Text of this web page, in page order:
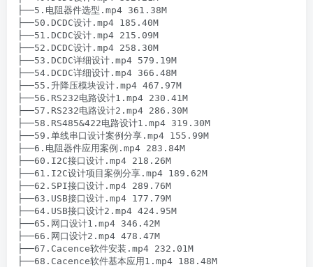
├──5.电阻器件选型.mp4 361.38M
├──50.DCDC设计.mp4 185.40M
├──51.DCDC设计.mp4 215.09M
├──52.DCDC设计.mp4 258.30M
├──53.DCDC详细设计.mp4 579.19M
├──54.DCDC详细设计.mp4 366.48M
├──55.升降压模块设计.mp4 467.97M
├──56.RS232电路设计1.mp4 230.41M
├──57.RS232电路设计2.mp4 286.30M
├──58.RS485&422电路设计1.mp4 319.30M
├──59.单线串口设计案例分享.mp4 155.99M
├──6.电阻器件应用案例.mp4 283.84M
├──60.I2C接口设计.mp4 218.26M
├──61.I2C设计项目案例分享.mp4 189.62M
├──62.SPI接口设计.mp4 289.76M
├──63.USB接口设计.mp4 177.79M
├──64.USB接口设计2.mp4 424.95M
├──65.网口设计1.mp4 346.42M
├──66.网口设计2.mp4 478.47M
├──67.Cacence软件安装.mp4 232.01M
├──68.Cacence软件基本应用1.mp4 188.48M